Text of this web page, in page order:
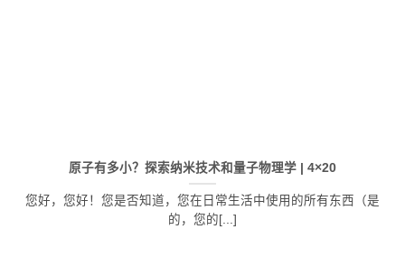
原子有多小？探索纳米技术和量子物理学 | 4×20
您好，您好！您是否知道，您在日常生活中使用的所有东西（是
的，您的[...]